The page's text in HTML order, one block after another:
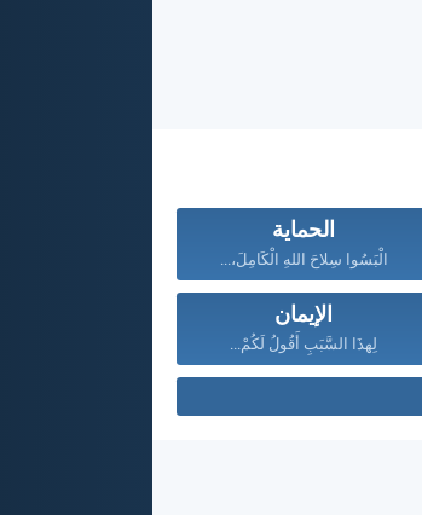
الحماية
الْبَسُوا سِلاحَ اللهِ الْكَامِلَ،...
الإيمان
لِهذَا السَّبَبِ أَقُولُ لَكُمْ...